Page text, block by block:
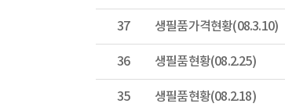
37 생필품가격현황(08.3.10)
36 생필품현황(08.2.25)
35 생필품현황(08.2.18)